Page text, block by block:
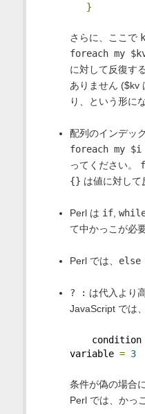
}
さらに、ここで
foreach my
に対して反復す
ありません ($kv
り、という形に
配列のインデッ
foreach my
ってください。
{} は値に対して
Perl は if,
て中かっこが必
Perl では、
? : は代入より
JavaScript では
condition
variable = 3
条件が偽の場合
Perl では、かっ